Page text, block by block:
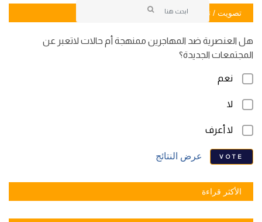
تصويت / تصويت
هل العنصرية ضد المهاجرين ممنهجة أم حالات لاتعبر عن
المجتمعات الجديدة؟
نعم
لا
لا أعرف
VOTE عرض النتائج
الأكثر قراءة